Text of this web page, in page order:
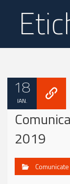
18
IAN.
2019
Comunicate